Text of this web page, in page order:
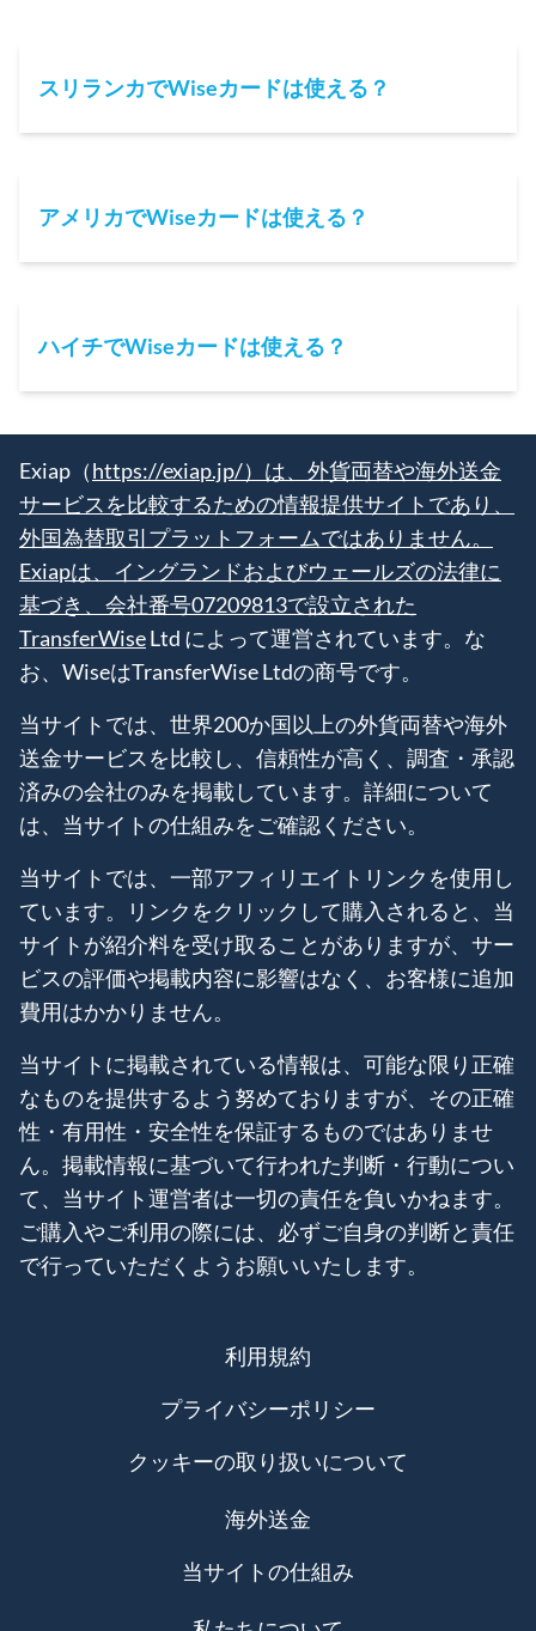
スリランカでWiseカードは使える？
アメリカでWiseカードは使える？
ハイチでWiseカードは使える？
Exiap（https://exiap.jp/）は、外貨両替や海外送金
サービスを比較するための情報提供サイトであり、
外国為替取引プラットフォームではありません。
Exiapは、イングランドおよびウェールズの法律に
基づき、会社番号07209813で設立された
TransferWiseLtd によって運営されています。な
お、WiseはTransferWise Ltdの商号です。
当サイトでは、世界200か国以上の外貨両替や海外
送金サービスを比較し、信頼性が高く、調査・承認
済みの会社のみを掲載しています。詳細について
は、当サイトの仕組みをご確認ください。
当サイトでは、一部アフィリエイトリンクを使用し
ています。リンクをクリックして購入されると、当
サイトが紹介料を受け取ることがありますが、サー
ビスの評価や掲載内容に影響はなく、お客様に追加
費用はかかりません。
当サイトに掲載されている情報は、可能な限り正確
なものを提供するよう努めておりますが、その正確
性・有用性・安全性を保証するものではありませ
ん。掲載情報に基づいて行われた判断・行動につい
て、当サイト運営者は一切の責任を負いかねます。
ご購入やご利用の際には、必ずご自身の判断と責任
で行っていただくようお願いいたします。
利用規約
プライバシーポリシー
クッキーの取り扱いについて
海外送金
当サイトの仕組み